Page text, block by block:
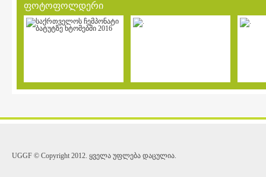
ფოტოფოლდერი
UGGF © Copyright 2012. ყველა უფლება დაცულია.